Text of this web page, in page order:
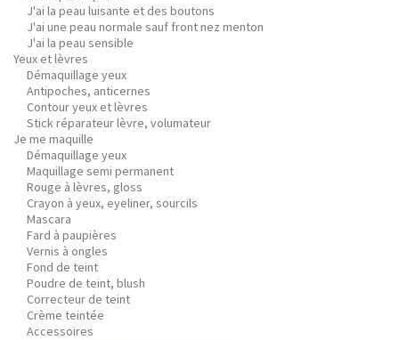
J'ai la peau luisante et des boutons
J'ai une peau normale sauf front nez menton
J'ai la peau sensible
Yeux et lèvres
Démaquillage yeux
Antipoches, anticernes
Contour yeux et lèvres
Stick réparateur lèvre, volumateur
Je me maquille
Démaquillage yeux
Maquillage semi permanent
Rouge à lèvres, gloss
Crayon à yeux, eyeliner, sourcils
Mascara
Fard à paupières
Vernis à ongles
Fond de teint
Poudre de teint, blush
Correcteur de teint
Crème teintée
Accessoires